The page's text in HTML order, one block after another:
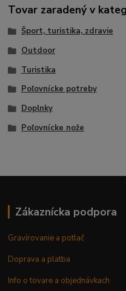
Tovar zaradený v
Šport, turistika, zdravie
Outdoor
Turistika
Poľovnícke potreby
Doplnky
Poľovnícke nože
Zákaznícka podpora
Gravírovanie a potlač
Doprava a platba
Info o tovare a objednávkach